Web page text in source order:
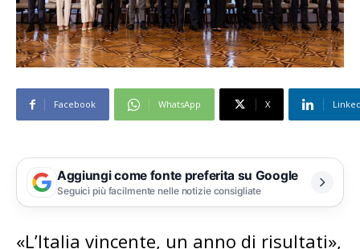
Facebook WhatsApp X
Aggiungi come fonte preferita su Google
Seguici più facilmente nelle notizie consigliate
«L’Italia vincente, un anno di risultati»,